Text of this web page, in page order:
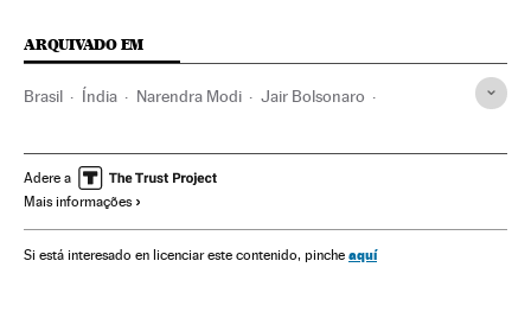
ARQUIVADO EM
Brasil Índia Narendra Modi Jair Bolsonaro
Extrema direita Conservadores
Adere a
Mais informações
Si está interesado en licenciar este contenido, pinche aquí